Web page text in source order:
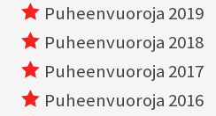
Puheenvuoroja 2019
Puheenvuoroja 2018
Puheenvuoroja 2017
Puheenvuoroja 2016